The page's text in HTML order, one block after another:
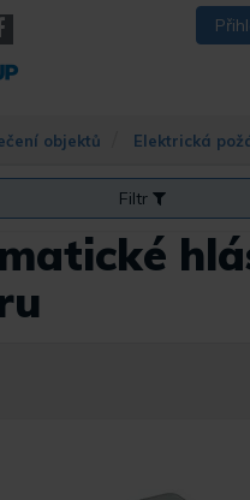
objektů Elektrická
Filtr